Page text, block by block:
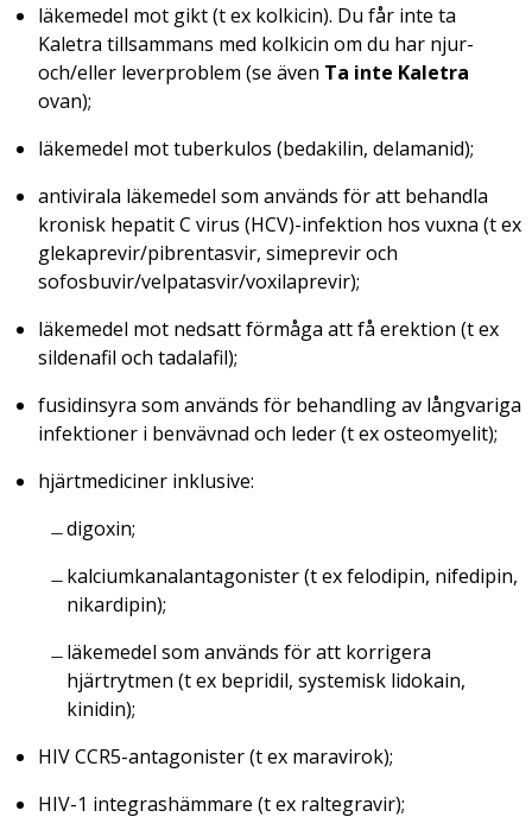
läkemedel mot gikt (t ex kolkicin). Du får inte ta
Kaletra tillsammans med kolkicin om du har njur-
och/eller leverproblem (se även Ta inte Kaletra
ovan);
läkemedel mot tuberkulos (bedakilin, delamanid);
antivirala läkemedel som används för att behandla
kronisk hepatit C virus (HCV)-infektion hos vuxna (t ex
glekaprevir/pibrentasvir, simeprevir och
sofosbuvir/velpatasvir/voxilaprevir);
läkemedel mot nedsatt förmåga att få erektion (t ex
sildenafil och tadalafil);
fusidinsyra som används för behandling av långvariga
infektioner i benvävnad och leder (t ex osteomyelit);
hjärtmediciner inklusive:
digoxin;
kalciumkanalantagonister (t ex felodipin, nifedipin,
nikardipin);
läkemedel som används för att korrigera
hjärtrytmen (t ex bepridil, systemisk lidokain,
kinidin);
HIV CCR5-antagonister (t ex maravirok);
HIV-1 integrashämmare (t ex raltegravir);